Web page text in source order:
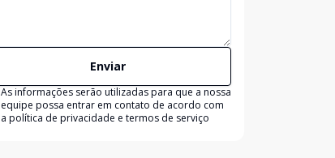
Enviar
As informações serão utilizadas para que a nossa
equipe possa entrar em contato de acordo com
a política de privacidade e termos de serviço